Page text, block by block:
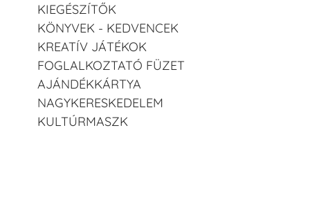
KIEGÉSZÍTŐK
KÖNYVEK - KEDVENCEK
KREATÍV JÁTÉKOK
FOGLALKOZTATÓ FÜZET
AJÁNDÉKKÁRTYA
NAGYKERESKEDELEM
KULTÚRMASZK